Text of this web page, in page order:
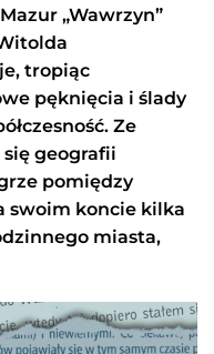
„Wawrzyn”
tropiąc
pęknięcia i ślady
Ze
geografii
pomiędzy
swoim koncie kilka
miasta,